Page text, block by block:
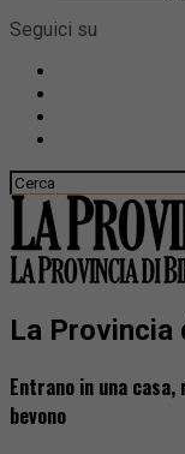
Seguici su
La Provincia
Entrano in una casa,
bevono